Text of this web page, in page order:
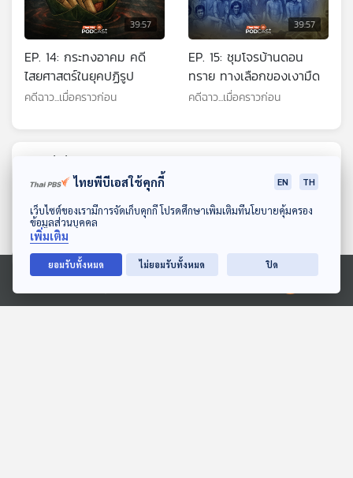
ดาวน์โหลด Thai PBS Podcast Application
Ⓒ 2020 องค์การกระจายเสียงและแพร่ภาพสาธารณะแห่งประเทศไทย
39:57
EP. 14: กระทงอาคม คดี
ไสยศาสตร์ในยุคปฏิรูป
คดีฉาว...เมื่อคราวก่อน
39:57
EP. 15: ชุมโจรบ้านดอน
ทราย ทางเลือกของเงามืด
คดีฉาว...เมื่อคราวก่อน
39:57 39:57
ไทยพีบีเอสใช้คุกกี้ EN TH
เว็บไซต์ของเรามีการจัดเก็บคุกกี้ โปรดศึกษาเพิ่มเติมที่นโยบายคุ้มครอง
ข้อมูลส่วนบุคคล
เพิ่มเติม
ยอมรับทั้งหมด ไม่ยอมรับทั้งหมด ปิด